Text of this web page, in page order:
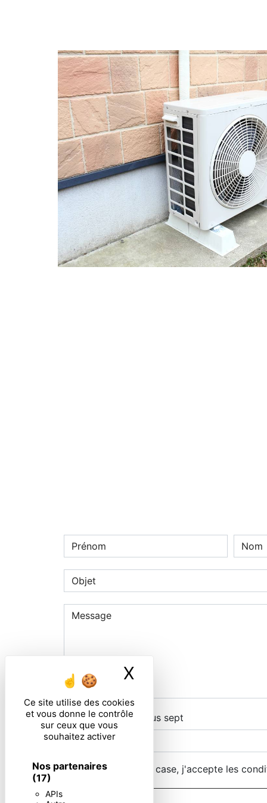
Ce site utilise des cookies
et vous donne le contrôle
sur ceux que vous
souhaitez activer
Nos partenaires
(17)
APIs
X
Combien font un plus sept
En cochant cette case, j'accepte les